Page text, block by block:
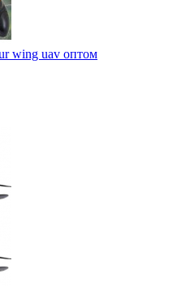
wing uav оптом